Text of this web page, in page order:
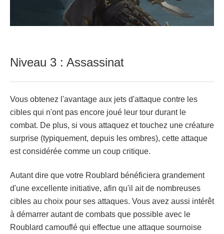
Niveau 3 : Assassinat
Vous obtenez l'avantage aux jets d'attaque contre les
cibles qui n'ont pas encore joué leur tour durant le
combat. De plus, si vous attaquez et touchez une créature
surprise (typiquement, depuis les ombres), cette attaque
est considérée comme un coup critique.
Autant dire que votre Roublard bénéficiera grandement
d'une excellente initiative, afin qu'il ait de nombreuses
cibles au choix pour ses attaques. Vous avez aussi intérêt
à démarrer autant de combats que possible avec le
Roublard camouflé qui effectue une attaque sournoise